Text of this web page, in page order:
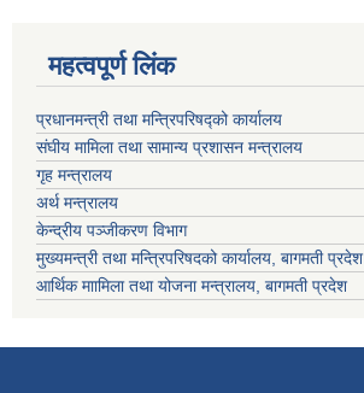
महत्वपूर्ण लिंक
प्रधानमन्त्री तथा मन्त्रिपरिषद्को कार्यालय
संघीय मामिला तथा सामान्य प्रशासन मन्त्रालय
गृह मन्त्रालय
अर्थ मन्त्रालय
केन्द्रीय पञ्जीकरण विभाग
मुख्यमन्त्री तथा मन्त्रिपरिषदको कार्यालय, बागमती प्रदेश
आर्थिक माामिला तथा योजना मन्त्रालय, बागमती प्रदेश